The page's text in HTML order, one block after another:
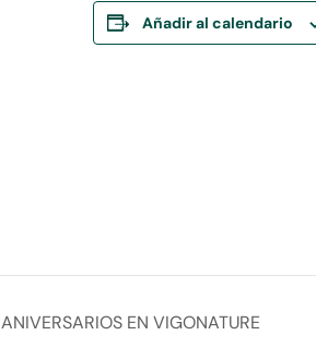
Añadir al calendario
ANIVERSARIOS EN VIGONATURE